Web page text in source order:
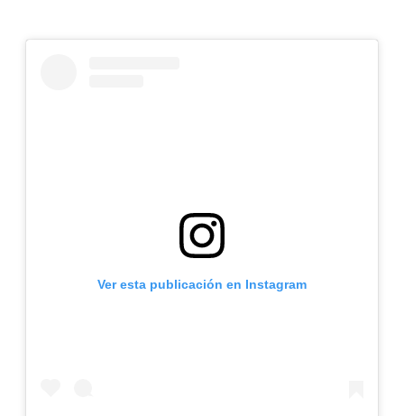
Ver esta publicación en Instagram